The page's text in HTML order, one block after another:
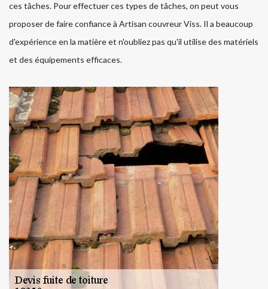
ces tâches. Pour effectuer ces types de tâches, on peut vous
proposer de faire confiance à Artisan couvreur Viss. Il a beaucoup
d'expérience en la matière et n'oubliez pas qu'il utilise des matériels
et des équipements efficaces.